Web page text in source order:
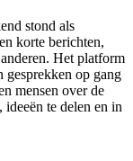
stond als
korte berichten,
Het platform
gesprekken op gang
mensen over de
te delen en in